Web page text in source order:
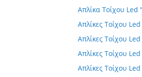
Απλίκα Τοίχου Led
Απλίκες Τοίχου
Απλίκες Τοίχου
Απλίκες Τοίχου
Απλίκες Τοίχου